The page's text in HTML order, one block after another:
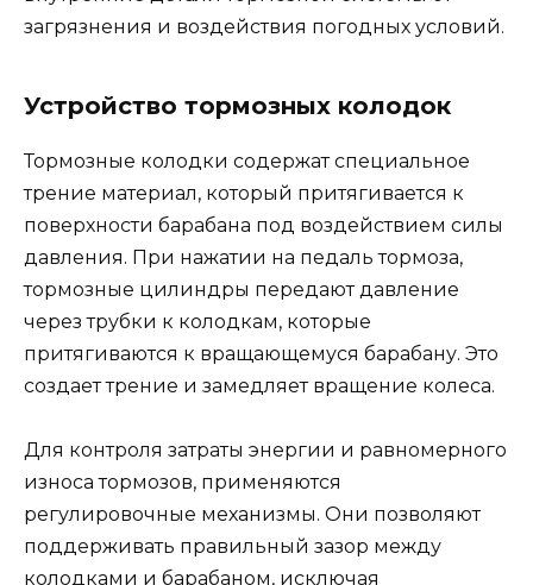
загрязнения и воздействия погодных условий.
Устройство тормозных колодок
Тормозные колодки содержат специальное
трение материал, который притягивается к
поверхности барабана под воздействием силы
давления. При нажатии на педаль тормоза,
тормозные цилиндры передают давление
через трубки к колодкам, которые
притягиваются к вращающемуся барабану. Это
создает трение и замедляет вращение колеса.
Для контроля затраты энергии и равномерного
износа тормозов, применяются
регулировочные механизмы. Они позволяют
поддерживать правильный зазор между
колодками и барабаном, исключая